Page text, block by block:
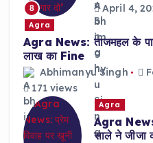
8
April 4,
Agra
Agra News: ताजमहल के
लाख का Fine
Abhimanyu Singh
171 views
Agra
Agra
साले ने जीजा